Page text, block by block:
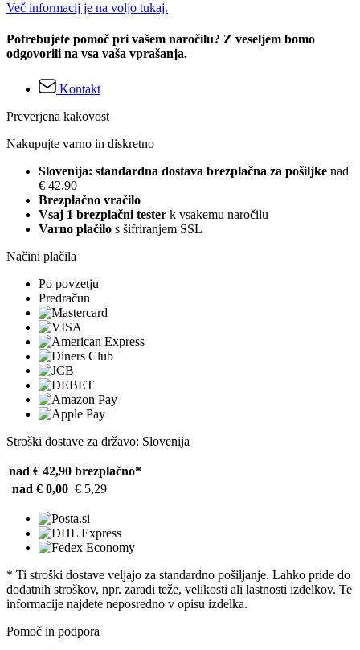
Več informacij je na voljo tukaj.
Potrebujete pomoč pri vašem naročilu? Z veseljem bomo
odgovorili na vsa vaša vprašanja.
Kontakt
Preverjena kakovost
Nakupujte varno in diskretno
Slovenija: standardna dostava brezplačna za pošiljke nad
€ 42,90
Brezplačno vračilo
Vsaj 1 brezplačni tester k vsakemu naročilu
Varno plačilo s šifriranjem SSL
Načini plačila
Po povzetju
Predračun
Stroški dostave za državo: Slovenija
nad € 42,90 brezplačno*
nad € 0,00 € 5,29
* Ti stroški dostave veljajo za standardno pošiljanje. Lahko pride do
dodatnih stroškov, npr. zaradi teže, velikosti ali lastnosti izdelkov. Te
informacije najdete neposredno v opisu izdelka.
Pomoč in podpora